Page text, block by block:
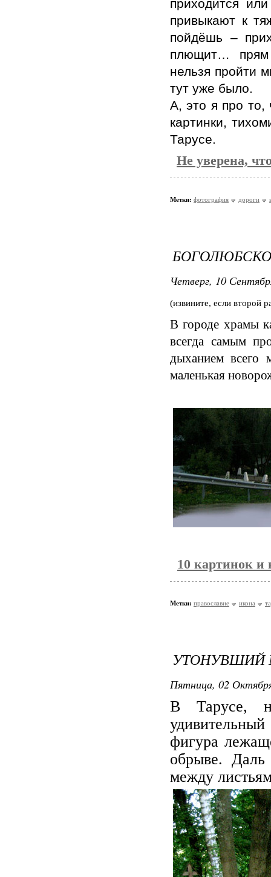
приходится
привыкают к
пойдёшь –
плющит… прям
нельзя пройти
тут уже было.
А, это я про то,
картинки,
Тарусе.
Не уверена,
Метки: фотография дороги
Четверг, 10
(извините, если второй
В городе храмы
всегда самым
дыханием всего
маленькая
10 картинок и
Метки: православие икона
УТОНУВШИЙ
Пятница, 02
В Тарусе,
фигура
обрыве. Даль
между